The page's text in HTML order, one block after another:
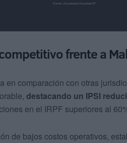
frente a
en comparación con otras
destacando un IPSI
en el IRPF superiores al
de bajos costos operativos,